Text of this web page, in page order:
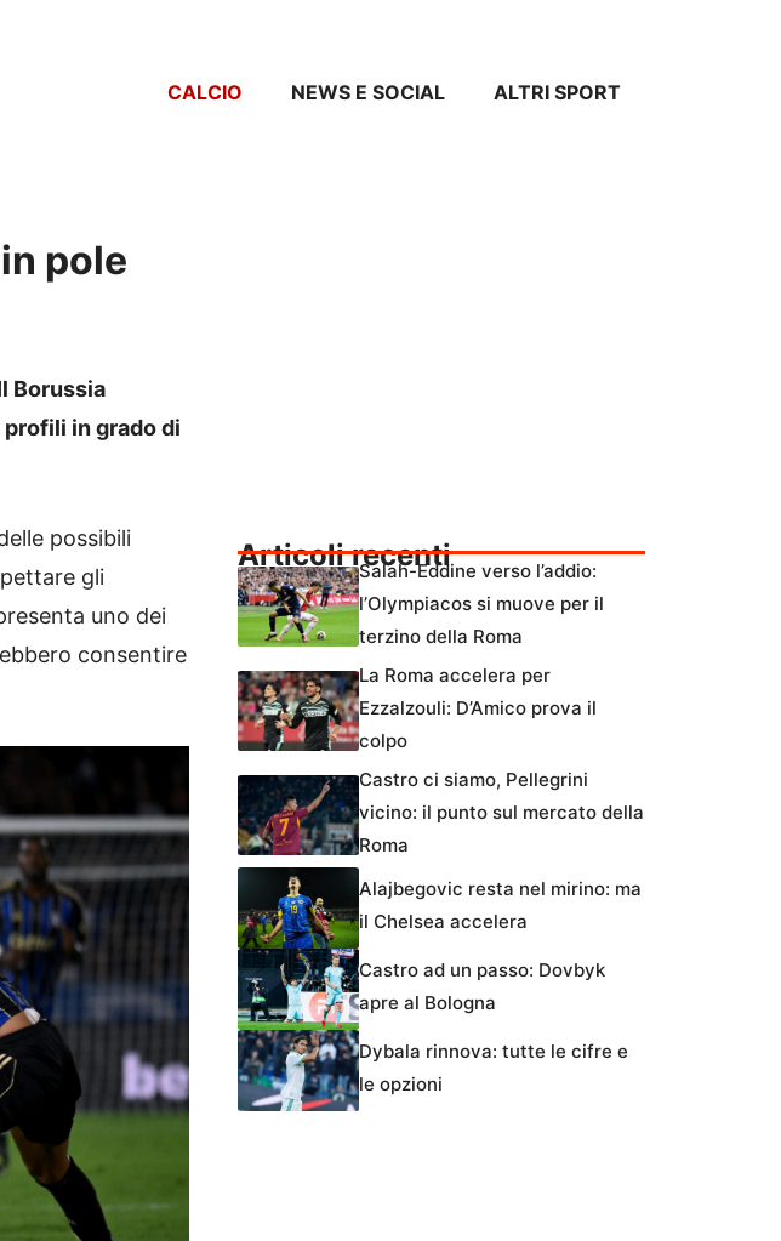
CALCIO NEWS E SOCIAL ALTRI SPORT
pole
Borussia
in grado di
possibili
gli
uno dei
consentire
Articoli recentiSalah-Eddine verso l’addio:
l’Olympiacos si muove per il
terzino della Roma
La Roma accelera per
Ezzalzouli: D’Amico prova il
colpo
Castro ci siamo, Pellegrini
vicino: il punto sul mercato della
Roma
Alajbegovic resta nel mirino: ma
il Chelsea accelera
Castro ad un passo: Dovbyk
apre al Bologna
Dybala rinnova: tutte le cifre e
le opzioni